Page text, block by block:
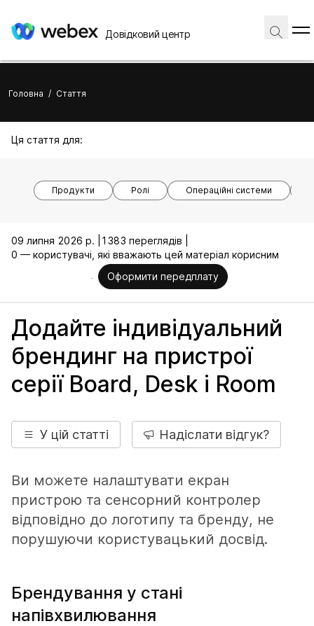
Довідковий центр
Головна / Стаття
Ця стаття для:
Продукти Ролі Операційні системи
09 липня 2026 р. |
1383 переглядів |
0 — користувачі, які вважають цей матеріал корисним
Оформити передплату
Додайте індивідуальний
брендинг на пристрої
серії Board, Desk і Room
У цій статті Надіслати відгук?
Ви можете налаштувати екран
пристрою та сенсорний контролер
відповідно до логотипу та бренду, не
порушуючи користувацький досвід.
Брендування у стані
напівхвилювання